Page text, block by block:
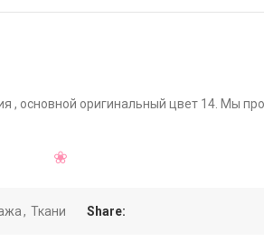
, основной оригинальный цвет 14. Мы
, Ткани Share: